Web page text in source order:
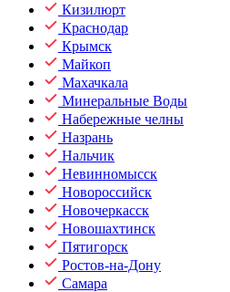
Кизилюрт
Краснодар
Крымск
Майкоп
Махачкала
Минеральные Воды
Набережные челны
Назрань
Нальчик
Невинномысск
Новороссийск
Новочеркасск
Новошахтинск
Пятигорск
Ростов-на-Дону
Самара